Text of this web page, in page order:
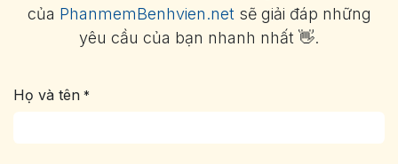
của PhanmemBenhvien.net sẽ giải đáp những
yêu cầu của bạn nhanh nhất 👋.
Họ và tên *